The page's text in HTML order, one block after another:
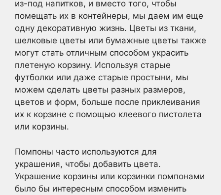
из-под напитков, и вместо того, чтобы
помещать их в контейнеры, мы даем им еще
одну декоративную жизнь. Цветы из ткани,
шелковые цветы или бумажные цветы также
могут стать отличным способом украсить
плетеную корзину. Используя старые
футболки или даже старые простыни, мы
можем сделать цветы разных размеров,
цветов и форм, больше после приклеивания
их к корзине с помощью клеевого пистолета
или корзины.
Помпоны часто используются для
украшения, чтобы добавить цвета.
Украшение корзины или корзинки помпонами
было бы интересным способом изменить